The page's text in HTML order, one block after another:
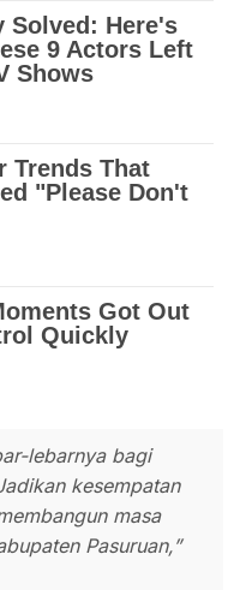
lebarnya bagi
kesempatan
masa
Pasuruan,”